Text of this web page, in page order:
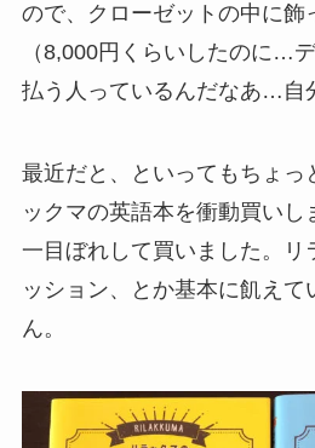
ので、クローゼットの中に飾
（8,000円くらいしたのに…
払う人っているんだなあ…自
最近だと、といってもちょっ
ックマの英語本を衝動買い
一目ぼれして買いました。リ
ッション、とか基本に飢え
ん。